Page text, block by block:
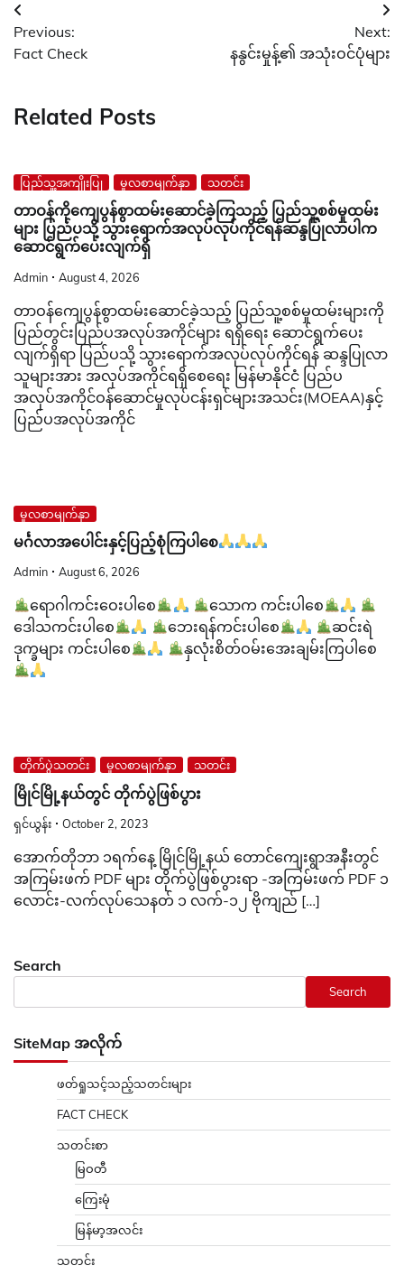
Post
navigation
Previous:
Fact Check
Next:
နနွင်းမှုန့်၏ အသုံးဝင်ပုံများ
Related Posts
ပြည်သူ့အကျိုးပြု မူလစာမျက်နှာ သတင်း
တာဝန်ကိုကျေပွန်စွာထမ်းဆောင်ခဲ့ကြသည့် ပြည်သူ့စစ်မှုထမ်း
များ ပြည်ပသို့ သွားရောက်အလုပ်လုပ်ကိုင်ရန်ဆန္ဒပြုလာပါက
ဆောင်ရွက်ပေးလျက်ရှိ
Admin August 4, 2026
တာဝန်ကျေပွန်စွာထမ်းဆောင်ခဲ့သည့် ပြည်သူ့စစ်မှုထမ်းများကို
ပြည်တွင်းပြည်ပအလုပ်အကိုင်များ ရရှိရေး ဆောင်ရွက်ပေး
လျက်ရှိရာ ပြည်ပသို့ သွားရောက်အလုပ်လုပ်ကိုင်ရန် ဆန္ဒပြုလာ
သူများအား အလုပ်အကိုင်ရရှိစေရေး မြန်မာနိုင်ငံ ပြည်ပ
အလုပ်အကိုင်ဝန်ဆောင်မှုလုပ်ငန်းရှင်များအသင်း(MOEAA)နှင့်
ပြည်ပအလုပ်အကိုင်
မူလစာမျက်နှာ
မင်္ဂလာအပေါင်းနှင့်ပြည့်စုံကြပါစေ
Admin August 6, 2026
ရောဂါကင်းဝေးပါစေ
သောက ကင်းပါစေ
ဒေါသကင်းပါစေ
ဘေးရန်ကင်းပါစေ
ဆင်းရဲ
ဒုက္ခများ ကင်းပါစေ
နှလုံးစိတ်ဝမ်းအေးချမ်းကြပါစေ
တိုက်ပွဲသတင်း မူလစာမျက်နှာ သတင်း
မြိုင်မြို့နယ်တွင် တိုက်ပွဲဖြစ်ပွား
ရှင်ယွန်း October 2, 2023
အောက်တိုဘာ ၁ရက်နေ့ မြိုင်မြို့နယ် တောင်ကျေးရွာအနီးတွင်
အကြမ်းဖက် PDF များ တိုက်ပွဲဖြစ်ပွားရာ -အကြမ်းဖက် PDF ၁
လောင်း-လက်လုပ်သေနတ် ၁ လက်-၁၂ ဗိုကျည် […]
Search
Search
SiteMap အလိုက်
ဖတ်ရှုသင့်သည့်သတင်းများ
FACT CHECK
သတင်းစာ
မြဝတီ
ကြေးမုံ
မြန်မာ့အလင်း
သတင်း